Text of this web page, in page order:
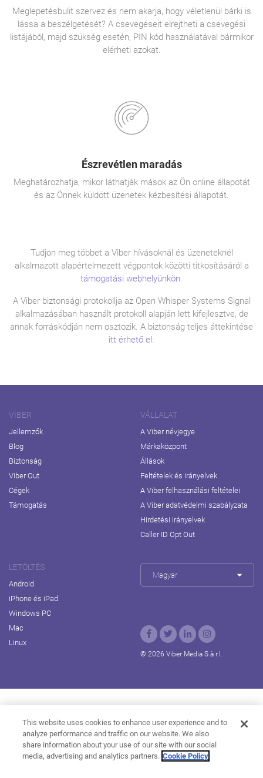
Meglepetésbulit szervez és nem akarja, hogy véletlenül bárki is
lássa a beszélgetését? A csevegéseit elrejtheti a csevegési
listájából, majd szükség esetén, PIN kód használatával bármikor
elérheti azokat.
Észrevétlen maradás
Meghatározhatja, mikor láthatják mások az Ön online állapotát
és az Önnek küldött üzenetek kézbesítési állapotát.
Tudjon meg többet a Viber hívásoknál és üzeneteknél
alkalmazott alapértelmezett végpontok közötti titkosításáról a
támogatási webhelyünkön.
A Viber biztonsági protokollja az Open Whisper Systems Signal
alkalmazásában használt protokoll alapján lett kifejlesztve, de
annak forráskódján nem osztozik. A biztonság teljes áttekintése
itt érhető el.
VIBER
Jellemzők
Blog
Biztonság
Viber Out
Cégek
Támogatás
VÁLLALAT
A Viber névjegye
Márkaközpont
Állások
Feltételek és irányelvek
A Viber felhasználási feltételei
A Viber adatvédelmi szabályzata
Hirdetési irányelvek
Caller ID Opt Out
LETÖLTÉS
Android
iPhone és iPad
Windows PC
Mac
Linux
Magyar
© 2026 Viber Media S.à r.l.
Rakuten Viki Rakuten Kobo
Rakuten Travel
Rakuten Marketing
Rakuten Insight
Rakuten TV
About Rakuten
This website uses cookies to enhance user experience and to
analyze performance and traffic on our website. We also
share information about your use of our site with our social
media, advertising and analytics partners. Cookie Policy